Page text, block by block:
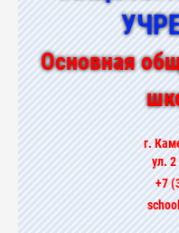
Основная
г.
ул.
+7